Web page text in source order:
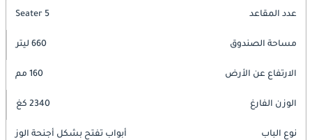
عدد المقاعد 5 Seater
مساحة الصندوق 660 ليتر
الارتفاع عن الأرض 160 مم
الوزن الفارغ 2340 كغ
نوع الباب أبواب تفتح بشكل أجنحة الوز